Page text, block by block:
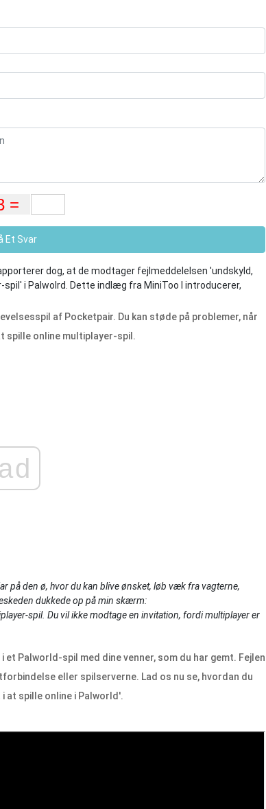
Et Svar
dog, at de modtager fejlmeddelelsen 'undskyld,
i Palwolrd. Dette indlæg fra MiniToo l introducerer,
af Pocketpair. Du kan støde på problemer, når
spille online multiplayer-spil.
ad
på den ø, hvor du kan blive ønsket, løb væk fra vagterne,
dukkede op på min skærm:
spil. Du vil ikke modtage en invitation, fordi multiplayer er
Palworld-spil med dine venner, som du har gemt. Fejlen
eller spilserverne. Lad os nu se, hvordan du
at spille online i Palworld'.